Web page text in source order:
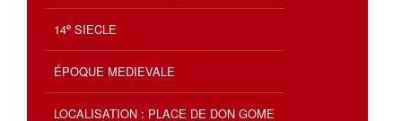
14e SIECLE
ÉPOQUE MEDIEVALE
LOCALISATION : PLACE DE DON GOME